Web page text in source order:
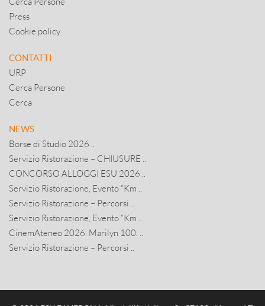
Press
Cookie policy
CONTATTI
URP
Cerca Persone
Cerca
NEWS
Borse di Studio 2026 ..
Servizio Ristorazione – CHIUSURE ..
CONCORSO ALLOGGI ESU 2026 ..
Servizio Ristorazione, Evento “Km ..
Servizio Ristorazione – Percorsi ..
Servizio Ristorazione, Evento “Km ..
CinemAteneo 2026. Marilyn 100. ..
Servizio Ristorazione – Percorsi ..